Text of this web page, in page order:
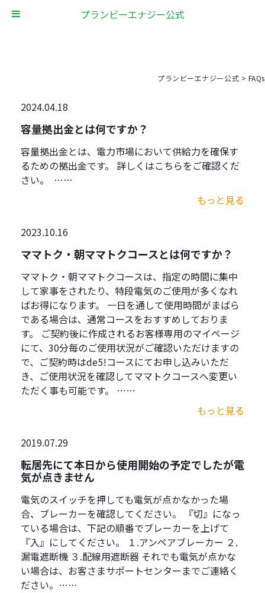
プランビーエナジー公式 > FAQs
2024.04.18
容量拠出金とは何ですか？
容量拠出金とは、電力市場において供給力を確保す
るための拠出金です。 詳しくはこちらをご確認くだ
さい。 ……
もっと見る
2023.10.16
ママトク・朝ママトクコースとは何ですか？
ママトク・朝ママトクコースは、指定の時間に集中
して家事をされたり、特段電気のご使用が多くなれ
ばお得になります。 一日を通して使用時間がまばら
である場合は、通常コースをおすすめしておりま
す。 ご契約後に作成されるお客様専用のマイページ
にて、30分毎のご使用状況がご確認いただけますの
で、ご契約時はde5!コースにてお申し込みいただ
き、ご使用状況を確認してママトクコースへ変更い
ただく事も可能です。 ……
もっと見る
2019.07.29
転居先にて本日から使用開始の予定でしたが電
気が点きません
電気のスイッチを押しても電気が点かなかった場
合、ブレーカーを確認してください。 『切』になっ
ている場合は、下記の順番でブレーカーを上げて
『入』にしてください。 １.アンペアブレーカー ２.
漏電遮断機 ３.配線用遮断器 それでも電気が点かな
い場合は、お客さまサポートセンターまでご連絡く
ださい。……
プランビーエナジー公式